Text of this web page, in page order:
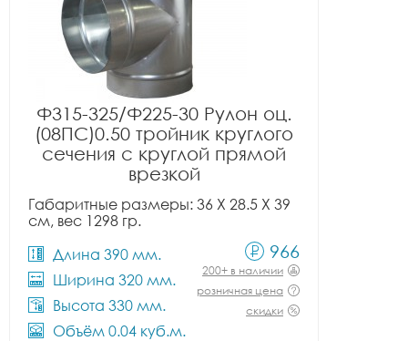
Ф315-325/Ф225-30 Рулон оц.
(08ПС)0.50 тройник круглого
сечения с круглой прямой
врезкой
Габаритные размеры: 36 X 28.5 X 39
см, вес 1298 гр.
Длина 390 мм.
Ширина 320 мм.
Высота 330 мм.
Объём 0.04 куб.м.
966
200+ в наличии
розничная цена
скидки